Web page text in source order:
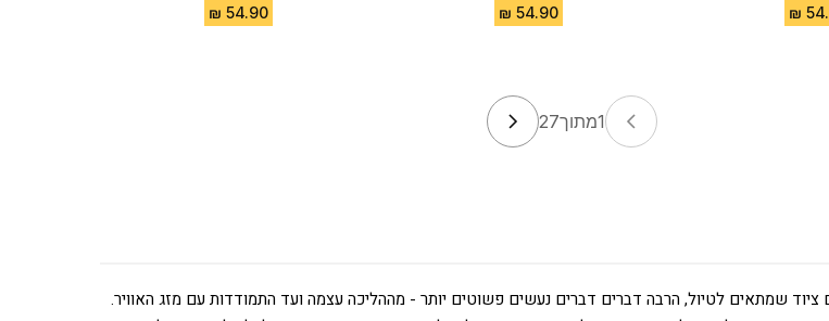
1מתוך27
שמתאים לטיול, הרבה דברים דברים נעשים פשוטים יותר - מההליכה עצמה ועד התמודדות עם מזג האוויר.